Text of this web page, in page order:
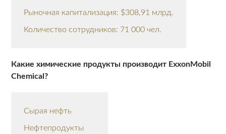
Рыночная капитализация: $308,91 млрд.
Количество сотрудников: 71 000 чел.
Какие химические продукты производит ExxonMobil
Chemical?
Сырая нефть
Нефтепродукты